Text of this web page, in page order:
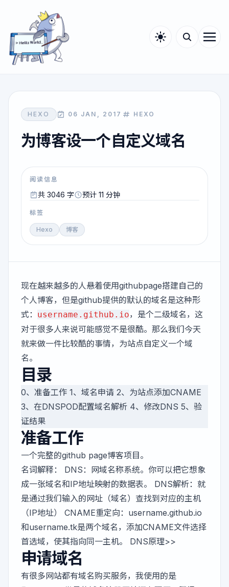
HEXO 06 JAN, 2017 HEXO
为博客设一个自定义域名
阅读信息
共 3046 字 预计 11 分钟
标签
Hexo 博客
现在越来越多的人悬着使用githubpage搭建自己的
个人博客，但是github提供的默认的域名是这种形
式： username.github.io，是个二级域名，这
对于很多人来说可能感觉不是很酷。那么我们今天
就来做一件比较酷的事情，为站点自定义一个域
名。
目录
0、准备工作 1、域名申请 2、为站点添加CNAME
3、在DNSPOD配置域名解析 4、修改DNS 5、验
证结果
准备工作
一个完整的github page博客项目。
名词解释： DNS：网域名称系统。你可以把它想象
成一张域名和IP地址映射的数据表。 DNS解析：就
是通过我们输入的网址（域名）查找到对应的主机
（IP地址） CNAME重定向：username.github.io
和username.tk是两个域名，添加CNAME文件选择
首选域，使其指向同一主机。 DNS原理>>
申请域名
有很多网站都有域名购买服务，我使用的是